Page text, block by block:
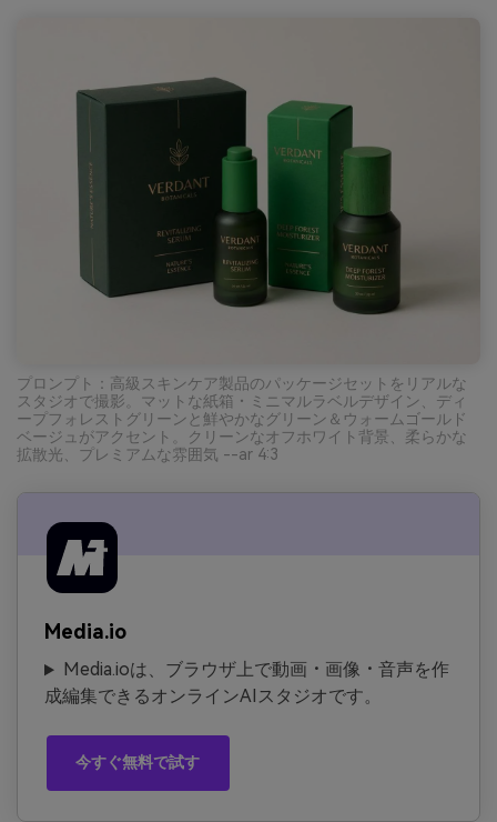
プロンプト：高級スキンケア製品のパッケージセットをリアルな
スタジオで撮影。マットな紙箱・ミニマルラベルデザイン、ディ
ープフォレストグリーンと鮮やかなグリーン＆ウォームゴールド
ベージュがアクセント。クリーンなオフホワイト背景、柔らかな
拡散光、プレミアムな雰囲気 --ar 4:3
Media.io
Media.ioは、ブラウザ上で動画・画像・音声を作
成編集できるオンラインAIスタジオです。
今すぐ無料で試す